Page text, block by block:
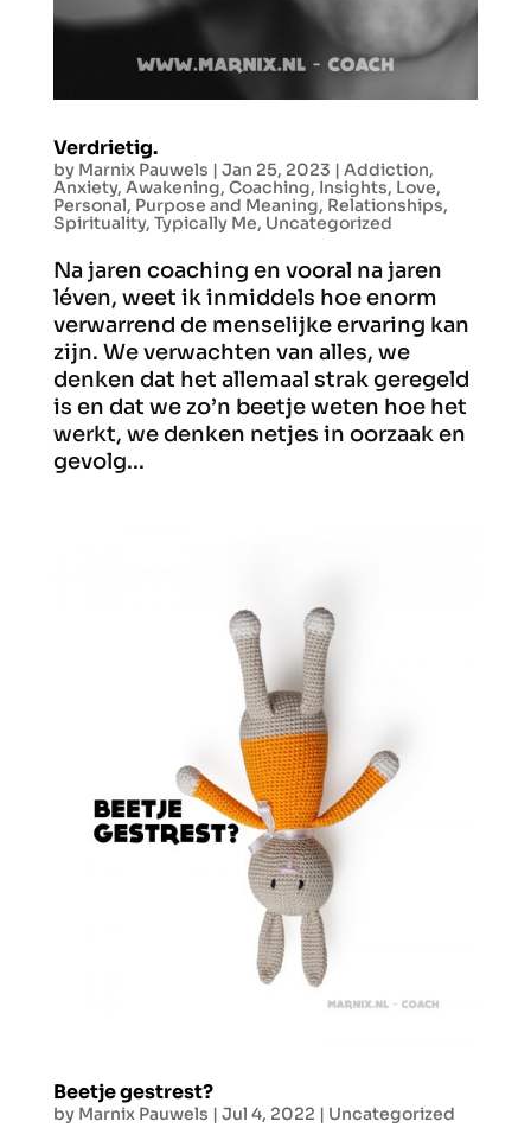
Verdrietig.
by Marnix Pauwels | Jan 25, 2023 | Addiction,
Anxiety, Awakening, Coaching, Insights, Love,
Personal, Purpose and Meaning, Relationships,
Spirituality, Typically Me, Uncategorized
Na jaren coaching en vooral na jaren
léven, weet ik inmiddels hoe enorm
verwarrend de menselijke ervaring kan
zijn. We verwachten van alles, we
denken dat het allemaal strak geregeld
is en dat we zo’n beetje weten hoe het
werkt, we denken netjes in oorzaak en
gevolg...
Beetje gestrest?
by Marnix Pauwels | Jul 4, 2022 | Uncategorized